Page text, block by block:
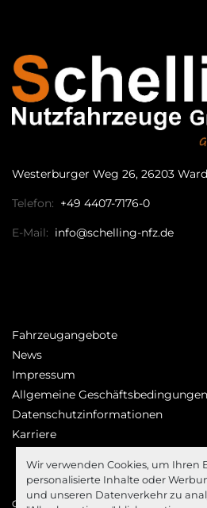
Wir verwenden Cookies, um Ihren
personalisierte Inhalte oder
und unseren Datenverkehr zu
Westerburger Weg 26, 26203
Telefon: +49 4407-7176-0
E-Mail: info@schelling-nfz.de
Fahrzeugangebote
News
Impressum
Allgemeine Geschäftsbedingungen
Datenschutzinformationen
Karriere
Cookie-Einstellungen